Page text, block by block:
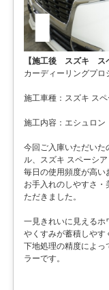
【施工後 スズキ ス
カーディーリングプロ
施工車種：スズキ スペ
施工内容：エシュロン
今回ご入庫いただいた
ル、スズキ スペーシア
毎日の使用頻度が高い
お手入れのしやすさ・
ただきました。
一見きれいに見えるホ
やくすみが蓄積しやす
下地処理の精度によっ
ラーです。